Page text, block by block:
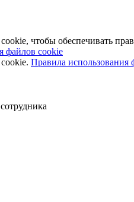
чтобы обеспечивать
файлов cookie
Правила использования